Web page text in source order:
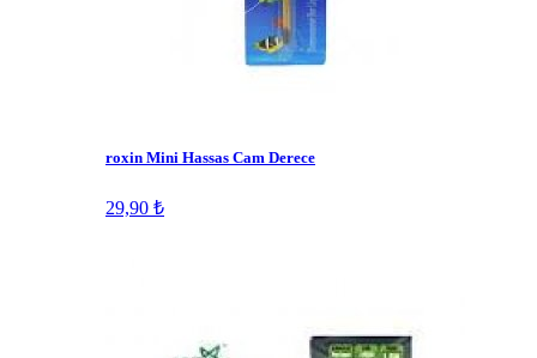
roxin Mini Hassas Cam Derece
29,90 ₺